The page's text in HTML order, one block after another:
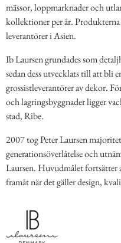
mässor, loppmarknader och
kollektioner per år.
leverantörer i Asien.
Ib Laursen grundades som
sedan dess utvecklats till att bli
grossistleverantörer av dekor.
och lagringsbyggnader ligger
stad, Ribe.
2007 tog Peter Laursen
generationsöverlåtelse och
Laursen. Huvudmålet fortsätter
framåt när det gäller design,